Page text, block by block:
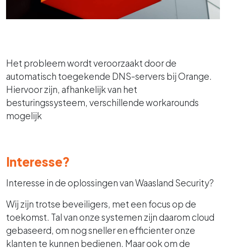
Het probleem wordt veroorzaakt door de
automatisch toegekende DNS-servers bij Orange.
Hiervoor zijn, afhankelijk van het
besturingssysteem, verschillende workarounds
mogelijk
Interesse?
Interesse in de oplossingen van Waasland Security?
Wij zijn trotse beveiligers, met een focus op de
toekomst. Tal van onze systemen zijn daarom cloud
gebaseerd, om nog sneller en efficienter onze
klanten te kunnen bedienen. Maar ook om de